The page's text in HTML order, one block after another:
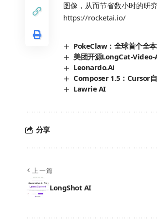
图像，从而节省数小时的研
https://rocketai.io/
PokeClaw：全球首个全
美团开源LongCat-Video-
Leonardo.Ai
Composer 1.5：Cursor
Lawrie AI
分享
上一篇
LongShot AI